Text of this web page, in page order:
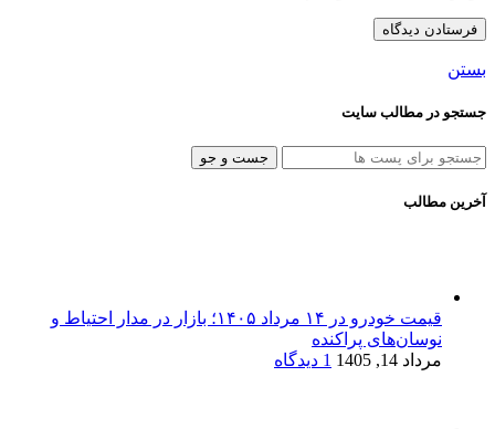
بستن
جستجو در مطالب سایت
جست و جو
آخرین مطالب
قیمت خودرو در ۱۴ مرداد ۱۴۰۵؛ بازار در مدار احتیاط و
نوسان‌های پراکنده
مرداد 14, 1405
1 دیدگاه